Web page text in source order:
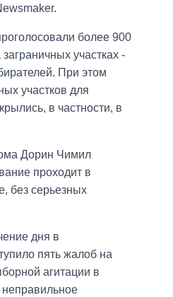
более 900
участках -
При этом
участков для
в частности, в
Дорин Чимил
проходит в
без серьезных
дня в
пять жалоб на
агитации в
неправильное